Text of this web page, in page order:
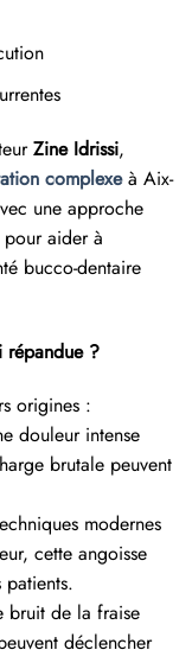
Zine Idrissi,
complexeà Aix-
une approche
pour aider à
bucco-dentaire
répandue ?
origines :
douleur intense
brutale peuvent
modernes
cette angoisse
de la fraise
déclencher